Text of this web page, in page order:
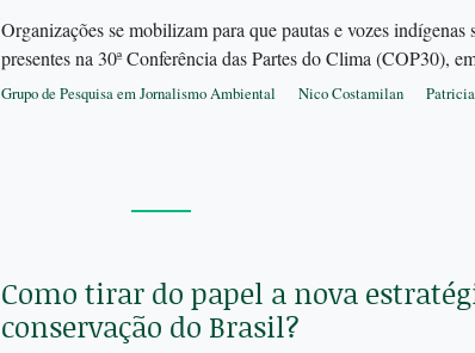
Organizações se mobilizam para que pautas e vozes indígenas
presentes na 30ª Conferência das Partes do Clima (COP30),
Grupo de Pesquisa em Jornalismo Ambiental Nico Costamilan
Como tirar do papel a nova
conservação do Brasil?